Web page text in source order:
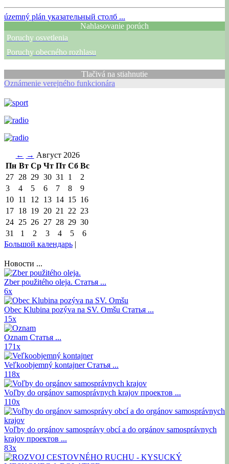
územný plán указательный столб ...
Nahlasovanie porúch
Poruchy osvetlenia
Poruchy obecného rozhlasu
Tlačivá na stiahnutie
Oznámenie verejného funkcionára
← → Август 2026
Пн Вт Ср Чт Пт Сб Вс
27 28 29 30 31 1
2
3
4 5 6 7 8
9
10 11 12 13 14 15 16
17 18 19 20 21 22 23
24 25 26 27 28 29 30
31
1 2 3 4 5
6
Большой календарь |
Новости ...
Zber použitého oleja. Статья ...
6x
Obec Klubina pozýva na SV. Omšu Статья ...
15x
Oznam Статья ...
171x
Veľkoobjemný kontajnerСтатья ...
118x
Voľby do orgánov samosprávnych krajov проектов ...
110x
Voľby do orgánov samosprávy obcí a do orgánov samosprávnych
krajov проектов ...
83x